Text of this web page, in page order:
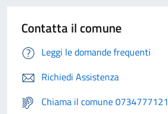
Contatta il comune
Leggi le domande frequenti
Richiedi Assistenza
Chiama il comune 0734777121